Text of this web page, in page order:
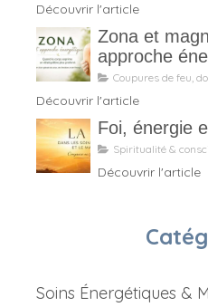
Découvrir l'article
Zona et
approche
Coupures de feu,
Découvrir l'article
Foi, énergie
Spiritualité &
Découvrir l'article
Soins Énergétiques &